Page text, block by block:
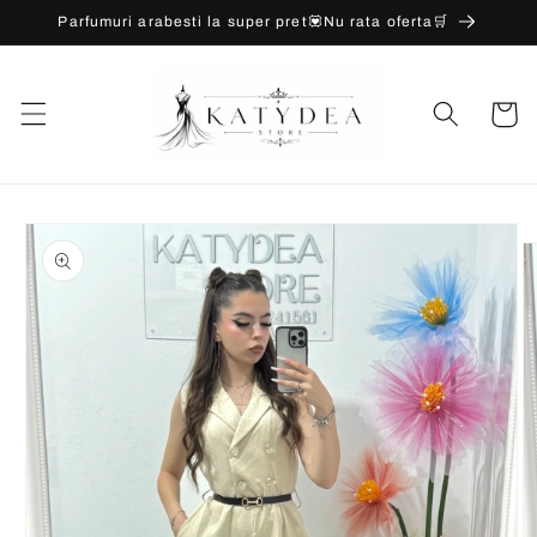
Salt la
conținut
Parfumuri arabesti la super pret💟Nu rata oferta🛒
Coș
informațiile
despre
produs